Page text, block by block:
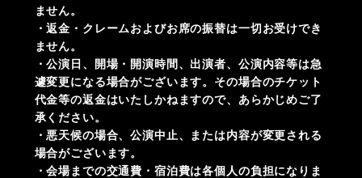
ません。
・返金・クレームおよびお席の振替は一切お受けでき
ません。
・公演日、開場・開演時間、出演者、公演内容等は急
遽変更になる場合がございます。その場合のチケット
代金等の返金はいたしかねますので、あらかじめご了
承ください。
・悪天候の場合、公演中止、または内容が変更される
場合がございます。
・会場までの交通費・宿泊費は各個人の負担になりま